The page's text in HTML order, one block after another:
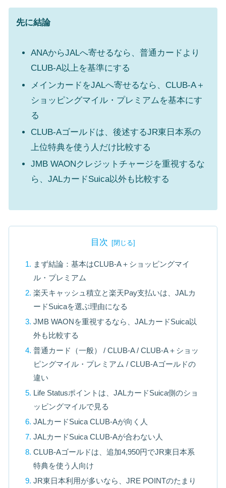
先に結論
ANAからJALへ寄せるなら、普通カードより
CLUB-A以上を基準にする
メインカードをJALへ寄せるなら、CLUB-A＋
ショッピングマイル・プレミアムを基本にす
る
CLUB-Aゴールドは、後述するJR東日本系の
上位特典を使う人だけ比較する
JMB WAONクレジットチャージを重視するな
ら、JALカードSuica以外も比較する
目次
まず結論：基本はCLUB-A＋ショッピングマイ
ル・プレミアム
楽天キャッシュ積立と楽天Pay支払いは、JALカ
ードSuicaを選ぶ理由になる
JMB WAONを重視するなら、JALカードSuica以
外も比較する
普通カード（一般） / CLUB-A / CLUB-A＋ショッ
ピングマイル・プレミアム / CLUB-Aゴールドの
違い
Life Statusポイントは、JALカードSuica側のショ
ッピングマイルで見る
JALカードSuica CLUB-Aが向く人
JALカードSuica CLUB-Aが合わない人
CLUB-Aゴールドは、追加4,950円でJR東日本系
特典を使う人向け
JR東日本利用が多いなら、JRE POINTのたまり